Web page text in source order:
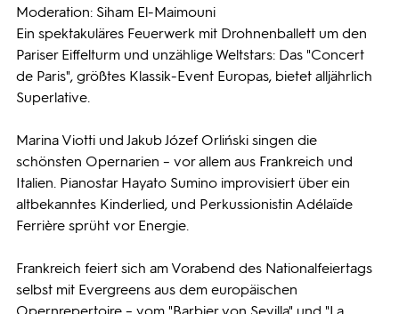
Moderation: Siham El-Maimouni
Ein spektakuläres Feuerwerk mit Drohnenballett um den
Pariser Eiffelturm und unzählige Weltstars: Das "Concert
de Paris", größtes Klassik-Event Europas, bietet alljährlich
Superlative.
Marina Viotti und Jakub Józef Orliński singen die
schönsten Opernarien – vor allem aus Frankreich und
Italien. Pianostar Hayato Sumino improvisiert über ein
altbekanntes Kinderlied, und Perkussionistin Adélaïde
Ferrière sprüht vor Energie.
Frankreich feiert sich am Vorabend des Nationalfeiertags
selbst mit Evergreens aus dem europäischen